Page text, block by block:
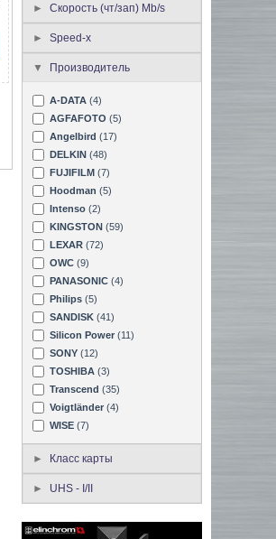
Скорость (чт/зап) Mb/s
Speed-x
Производитель
A-DATA (4)
AGFAFOTO (5)
Angelbird (17)
DELKIN (48)
FUJIFILM (7)
Hoodman (5)
Intenso (2)
KINGSTON (59)
LEXAR (72)
OWC (9)
PANASONIC (4)
Philips (5)
SANDISK (41)
Silicon Power (11)
SONY (12)
TOSHIBA (3)
Transcend (35)
Voigtländer (4)
WISE (7)
Класс карты
UHS - I/II